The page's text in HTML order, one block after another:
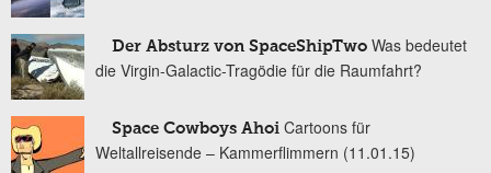
Der Absturz von SpaceShipTwo Was bedeutet
die Virgin-Galactic-Tragödie für die Raumfahrt?
Space Cowboys Ahoi Cartoons für
Weltallreisende – Kammerflimmern (11.01.15)